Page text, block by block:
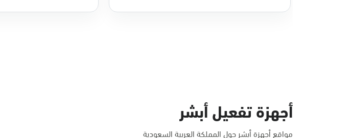
أجهزة تفعيل أبشر
مواقع أجهزة أبشر حول المملكة العربية السعودية